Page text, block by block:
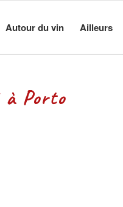
Autour du vin Ailleurs
à Porto